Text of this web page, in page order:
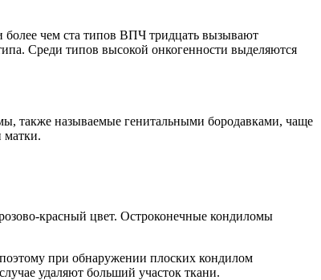
более чем ста типов ВПЧ тридцать вызывают
Среди типов высокой онкогенности выделяются
также называемые генитальными бородавками, чаще
матки.
красный цвет. Остроконечные кондиломы
при обнаружении плоских кондилом
удаляют больший участок ткани.